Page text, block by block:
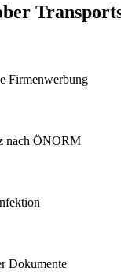
Firmenwerbung
nach ÖNORM
Dokumente